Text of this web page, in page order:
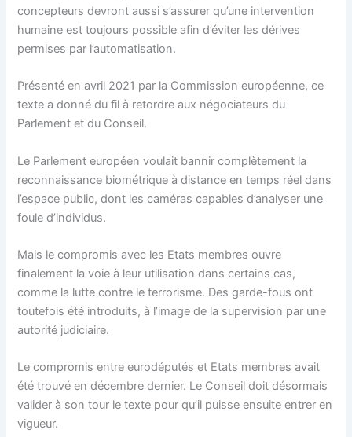
concepteurs devront aussi s’assurer qu’une intervention
humaine est toujours possible afin d’éviter les dérives
permises par l’automatisation.
Présenté en avril 2021 par la Commission européenne, ce
texte a donné du fil à retordre aux négociateurs du
Parlement et du Conseil.
Le Parlement européen voulait bannir complètement la
reconnaissance biométrique à distance en temps réel dans
l’espace public, dont les caméras capables d’analyser une
foule d’individus.
Mais le compromis avec les Etats membres ouvre
finalement la voie à leur utilisation dans certains cas,
comme la lutte contre le terrorisme. Des garde-fous ont
toutefois été introduits, à l’image de la supervision par une
autorité judiciaire.
Le compromis entre eurodéputés et Etats membres avait
été trouvé en décembre dernier. Le Conseil doit désormais
valider à son tour le texte pour qu’il puisse ensuite entrer en
vigueur.